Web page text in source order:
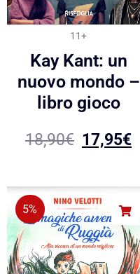
11+
Kay Kant: un
nuovo mondo –
libro gioco
18,90€ 17,95€
5%